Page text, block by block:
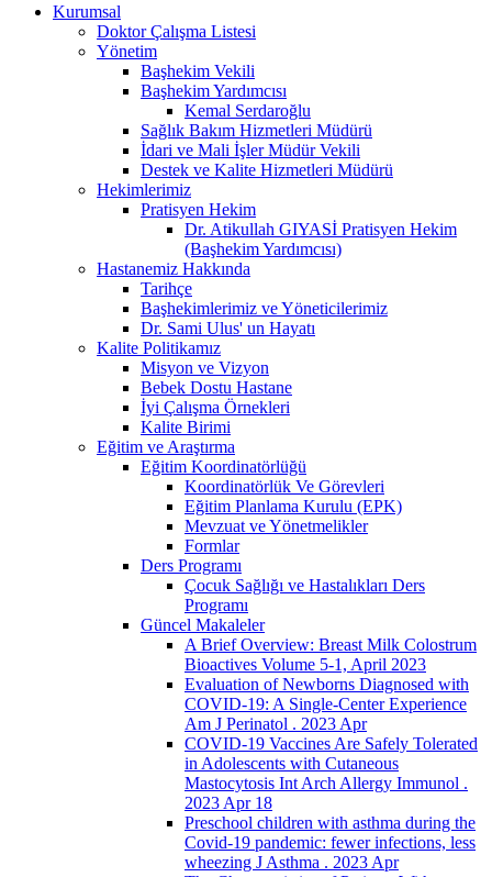
Kurumsal
Doktor Çalışma Listesi
Yönetim
Başhekim Vekili
Başhekim Yardımcısı
Kemal Serdaroğlu
Sağlık Bakım Hizmetleri Müdürü
İdari ve Mali İşler Müdür Vekili
Destek ve Kalite Hizmetleri Müdürü
Hekimlerimiz
Pratisyen Hekim
Dr. Atikullah GIYASİ Pratisyen Hekim
(Başhekim Yardımcısı)
Hastanemiz Hakkında
Tarihçe
Başhekimlerimiz ve Yöneticilerimiz
Dr. Sami Ulus' un Hayatı
Kalite Politikamız
Misyon ve Vizyon
Bebek Dostu Hastane
İyi Çalışma Örnekleri
Kalite Birimi
Eğitim ve Araştırma
Eğitim Koordinatörlüğü
Koordinatörlük Ve Görevleri
Eğitim Planlama Kurulu (EPK)
Mevzuat ve Yönetmelikler
Formlar
Ders Programı
Çocuk Sağlığı ve Hastalıkları Ders
Programı
Güncel Makaleler
A Brief Overview: Breast Milk Colostrum
Bioactives Volume 5-1, April 2023
Evaluation of Newborns Diagnosed with
COVID-19: A Single-Center Experience
Am J Perinatol . 2023 Apr
COVID-19 Vaccines Are Safely Tolerated
in Adolescents with Cutaneous
Mastocytosis Int Arch Allergy Immunol .
2023 Apr 18
Preschool children with asthma during the
Covid-19 pandemic: fewer infections, less
wheezing J Asthma . 2023 Apr